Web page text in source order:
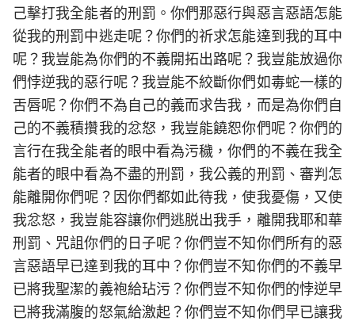
己擊打我全能者的刑罰。你們那惡行與惡言惡語怎能
從我的刑罰中逃走呢？你們的祈求怎能達到我的耳中
呢？我豈能為你們的不義開拓出路呢？我豈能放過你
們悖逆我的惡行呢？我豈能不絞斷你們如毒蛇一樣的
舌唇呢？你們不為自己的義而求告我，而是為你們自
己的不義積攢我的忿怒，我豈能饒恕你們呢？你們的
言行在我全能者的眼中看為污穢，你們的不義在我全
能者的眼中看為不盡的刑罰，我公義的刑罰、審判怎
能離開你們呢？因你們都如此待我，使我憂傷，又使
我忿怒，我豈能容讓你們逃脱出我手，離開我耶和華
刑罰、咒詛你們的日子呢？你們豈不知你們所有的惡
言惡語早已達到我的耳中？你們豈不知你們的不義早
已將我聖潔的義袍給玷污？你們豈不知你們的悖逆早
已將我滿腹的怒氣給激起？你們豈不知你們早已讓我